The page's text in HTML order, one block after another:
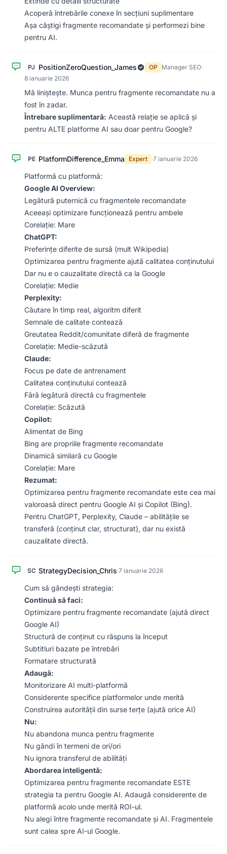
Acoperă întrebările conexe în secțiuni suplimentare
Așa câștigi fragmente recomandate și performezi bine
pentru AI.
PJ PositionZeroQuestion_James OP Manager SEO·
8 ianuarie 2026
Mă liniștește. Munca pentru fragmente recomandate nu a
fost în zadar.
Întrebare suplimentară: Această relație se aplică și
pentru ALTE platforme AI sau doar pentru Google?
PE PlatformDifference_Emma Expert ·7 ianuarie 2026
Platformă cu platformă:
Google AI Overview:
Legătură puternică cu fragmentele recomandate
Aceeași optimizare funcționează pentru ambele
Corelație: Mare
ChatGPT:
Preferințe diferite de sursă (mult Wikipedia)
Optimizarea pentru fragmente ajută calitatea conținutului
Dar nu e o cauzalitate directă ca la Google
Corelație: Medie
Perplexity:
Căutare în timp real, algoritm diferit
Semnale de calitate contează
Greutatea Reddit/comunitate diferă de fragmente
Corelație: Medie-scăzută
Claude:
Focus pe date de antrenament
Calitatea conținutului contează
Fără legătură directă cu fragmentele
Corelație: Scăzută
Copilot:
Alimentat de Bing
Bing are propriile fragmente recomandate
Dinamică similară cu Google
Corelație: Mare
Rezumat:
Optimizarea pentru fragmente recomandate este cea mai
valoroasă direct pentru Google AI și Copilot (Bing).
Pentru ChatGPT, Perplexity, Claude – abilitățile se
transferă (conținut clar, structurat), dar nu există
cauzalitate directă.
SC StrategyDecision_Chris·7 ianuarie 2026
Cum să gândești strategia:
Continuă să faci:
Optimizare pentru fragmente recomandate (ajută direct
Google AI)
Structură de conținut cu răspuns la început
Subtitluri bazate pe întrebări
Formatare structurată
Adaugă:
Monitorizare AI multi-platformă
Considerente specifice platformelor unde merită
Construirea autorității din surse terțe (ajută orice AI)
Nu:
Nu abandona munca pentru fragmente
Nu gândi în termeni de ori/ori
Nu ignora transferul de abilități
Abordarea inteligentă:
Optimizarea pentru fragmente recomandate ESTE
strategia ta pentru Google AI. Adaugă considerente de
platformă acolo unde merită ROI-ul.
Nu alegi între fragmente recomandate și AI. Fragmentele
sunt calea spre AI-ul Google.